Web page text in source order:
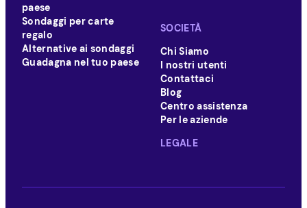
paese
Sondaggi per carte
regalo
Alternative ai sondaggi
Guadagna nel tuo paese
SOCIETÀ
Chi Siamo
I nostri utenti
Contattaci
Blog
Centro assistenza
Per le aziende
LEGALE